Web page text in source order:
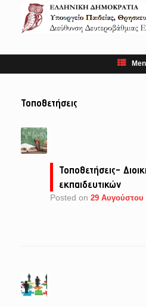
content
Τοποθετήσεις
Τοποθετήσεις-
εκπαιδευτικών
Posted on 29 Αυγούστου